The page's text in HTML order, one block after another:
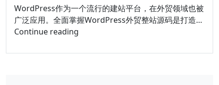
WordPress作为一个流行的建站平台，在外贸领域也被
广泛应用。全面掌握WordPress外贸整站源码是打造…
Continue reading
贸